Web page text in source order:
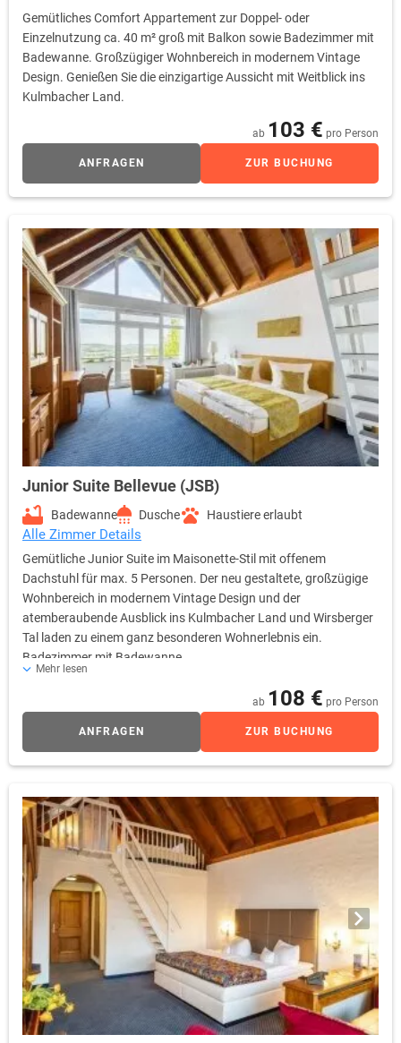
Gemütliches Comfort Appartement zur Doppel- oder
Einzelnutzung ca. 40 m² groß mit Balkon sowie Badezimmer mit
Badewanne. Großzügiger Wohnbereich in modernem Vintage
Design. Genießen Sie die einzigartige Aussicht mit Weitblick ins
Kulmbacher Land.
ab 103 € pro Person
ANFRAGEN ZUR BUCHUNG
Junior Suite Bellevue (JSB)
Badewanne Dusche Haustiere erlaubt
Alle Zimmer Details
Gemütliche Junior Suite im Maisonette-Stil mit offenem
Dachstuhl für max. 5 Personen. Der neu gestaltete, großzügige
Wohnbereich in modernem Vintage Design und der
atemberaubende Ausblick ins Kulmbacher Land und Wirsberger
Tal laden zu einem ganz besonderen Wohnerlebnis ein.
Badezimmer mit Badewanne
Mehr lesen
ab 108 € pro Person
ANFRAGEN ZUR BUCHUNG